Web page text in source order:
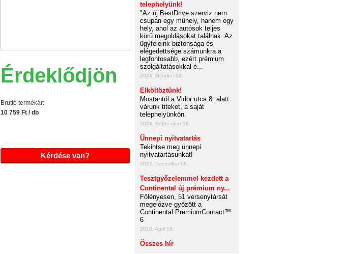
Érdeklődjön
Bruttó termékár:
10 759 Ft / db
Kérdése van?
telephelyünk!
"Az új BestDrive szerviz nem
csupán egy műhely, hanem egy
hely, ahol az autósok teljes
körű megoldásokat találnak. Az
ügyfeleink biztonsága és
elégedettsége számunkra a
legfontosabb, ezért prémium
szolgáltatásokkal é...
2024. October 03.
Elköltöztünk!
Mostantól a Vidor utca 8. alatt
várunk titeket, a saját
telephelyünkön.
2024. September 16.
Ünnepi nyitvatartás
Tekintse meg ünnepi
nyitvatartásunkat!
2022. December 09.
Tesztgyőzelemmel kezdett a
Continental új prémium ny...
Fölényesen, 51 versenytársát
megelőzve győzött a
Continental PremiumContact™
6
2018. April 19.
Összes hír